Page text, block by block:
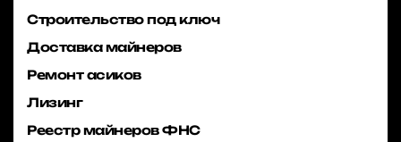
Строительство под ключ
Доставка майнеров
Ремонт асиков
Лизинг
Реестр майнеров ФНС